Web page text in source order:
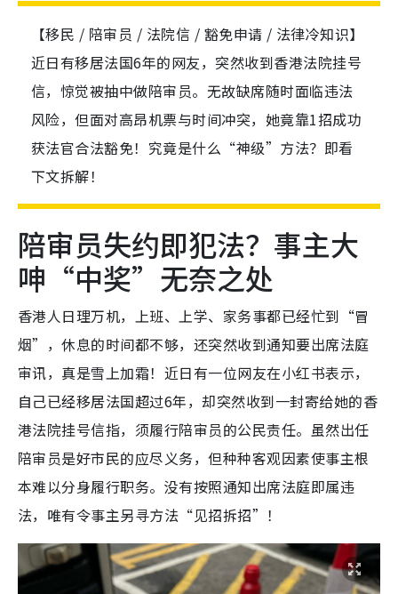
【移民 / 陪审员 / 法院信 / 豁免申请 / 法律冷知识】
近日有移居法国6年的网友，突然收到香港法院挂号
信，惊觉被抽中做陪审员。无故缺席随时面临违法
风险，但面对高昂机票与时间冲突，她竟靠1招成功
获法官合法豁免！究竟是什么“神级”方法？即看
下文拆解！
陪审员失约即犯法？事主大
呻“中奖”无奈之处
香港人日理万机，上班、上学、家务事都已经忙到“冒
烟”，休息的时间都不够，还突然收到通知要出席法庭
审讯，真是雪上加霜！近日有一位网友在小红书表示，
自己已经移居法国超过6年，却突然收到一封寄给她的香
港法院挂号信指，须履行陪审员的公民责任。虽然出任
陪审员是好市民的应尽义务，但种种客观因素使事主根
本难以分身履行职务。没有按照通知出席法庭即属违
法，唯有令事主另寻方法“见招拆招”！